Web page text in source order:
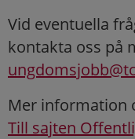
Vid eventuella
kontakta oss på
Mer information
Till sajten